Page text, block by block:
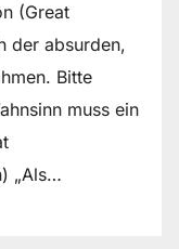
(Great
der absurden,
Bitte
muss ein
„Als…